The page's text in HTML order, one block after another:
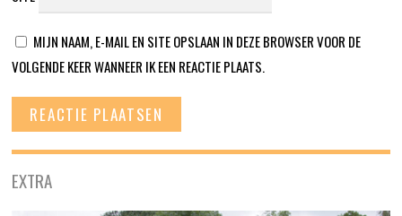
MIJN NAAM, E-MAIL EN SITE OPSLAAN IN DEZE BROWSER VOOR DE
VOLGENDE KEER WANNEER IK EEN REACTIE PLAATS.
EXTRA